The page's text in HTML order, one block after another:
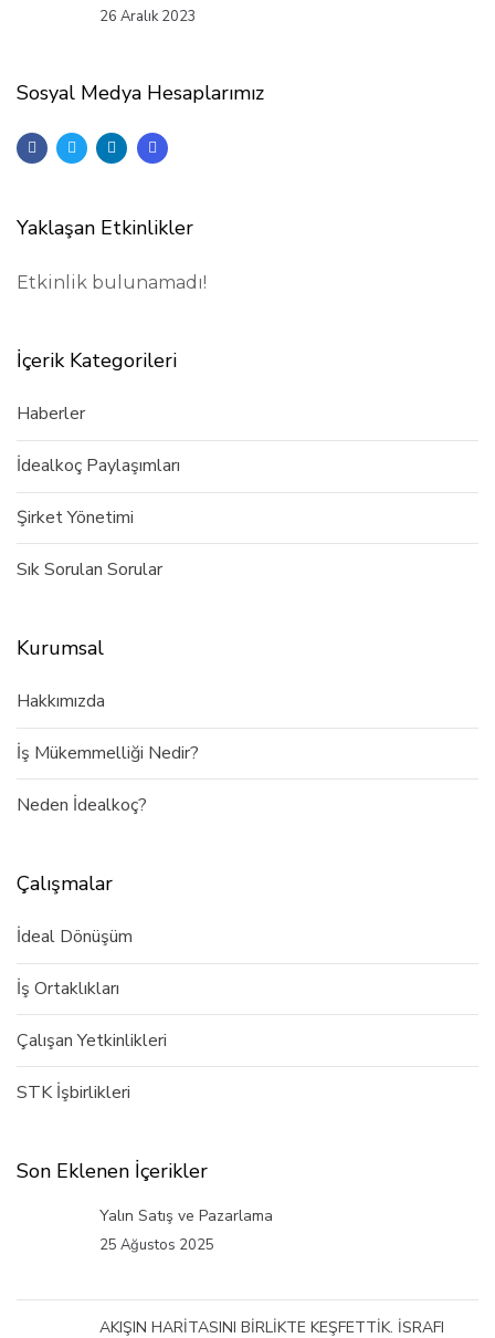
26 Aralık 2023
Sosyal Medya Hesaplarımız
Yaklaşan Etkinlikler
Etkinlik bulunamadı!
İçerik Kategorileri
Haberler
İdealkoç Paylaşımları
Şirket Yönetimi
Sık Sorulan Sorular
Kurumsal
Hakkımızda
İş Mükemmelliği Nedir?
Neden İdealkoç?
Çalışmalar
İdeal Dönüşüm
İş Ortaklıkları
Çalışan Yetkinlikleri
STK İşbirlikleri
Son Eklenen İçerikler
Yalın Satış ve Pazarlama
25 Ağustos 2025
AKIŞIN HARİTASINI BİRLİKTE KEŞFETTİK. İSRAFI